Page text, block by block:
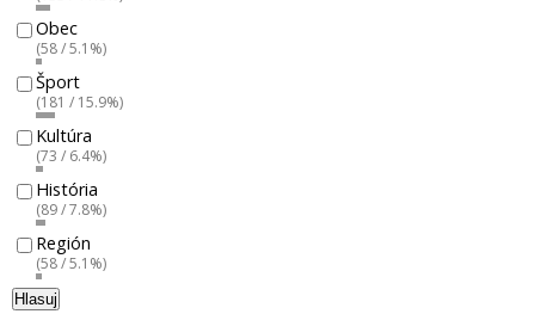
Obec
(58 / 5.1%)
Šport
(181 / 15.9%)
Kultúra
(73 / 6.4%)
História
(89 / 7.8%)
Región
(58 / 5.1%)
Hlasuj